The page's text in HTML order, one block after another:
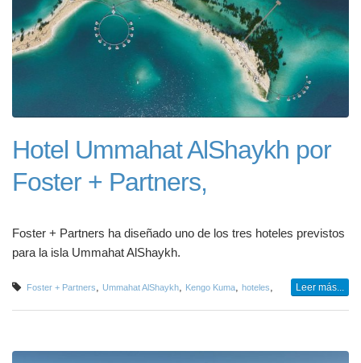
Hotel Ummahat AlShaykh por
Foster + Partners,
Foster + Partners ha diseñado uno de los tres hoteles previstos
para la isla Ummahat AlShaykh.
Foster + Partners Ummahat AlShaykh Kengo Kuma hoteles Leer más...